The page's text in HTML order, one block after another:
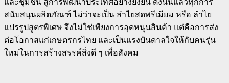
สนับสนุนผลิตภัณฑ์ ไม่ว่าจะเป็น ลำไยสดพรีเมียม หรือ ลำไย
แปรรูปสูตรพิเศษ จึงไม่ใช่เพียงการอุดหนุนสินค้า แต่คือการส่ง
ต่อโอกาสแก่เกษตรกรไทย และเป็นแรงบันดาลใจให้กับคนรุ่น
ใหม่ในการสร้างสรรค์สิ่งดี ๆ เพื่อสังคม